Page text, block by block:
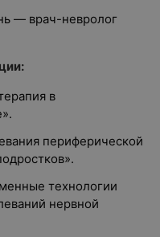
— врач-невролог
в
периферической
технологии
нервной